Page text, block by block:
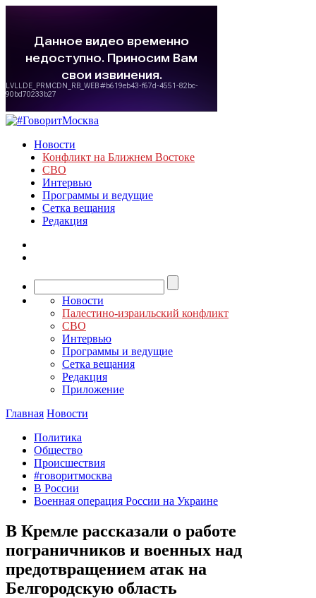
Новости
Конфликт на Ближнем Востоке
СВО
Интервью
Программы и ведущие
Сетка вещания
Редакция
Новости
Палестино-израильский конфликт
СВО
Интервью
Программы и ведущие
Сетка вещания
Редакция
Приложение
Главная Новости
Политика
Общество
Происшествия
#говоритмосква
В России
Военная операция России на Украине
В Кремле рассказали о работе
пограничников и военных над
предотвращением атак на
Белгородскую область